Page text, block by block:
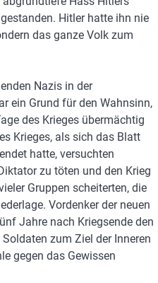
Hitler hatte ihn nie
das ganze Volk zum
Nazis in der
ein Grund für den Wahnsinn,
des Krieges übermächtig
Krieges, als sich das Blatt
hatte, versuchten
zu töten und den Krieg
Gruppen scheiterten, die
Vordenker der neuen
Jahre nach Kriegsende den
zum Ziel der Inneren
gegen das Gewissen